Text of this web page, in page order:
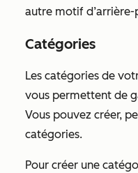
autre motif d’arrière-
Catégories
Les catégories de
vous permettent de
Vous pouvez créer,
catégories.
Pour créer une